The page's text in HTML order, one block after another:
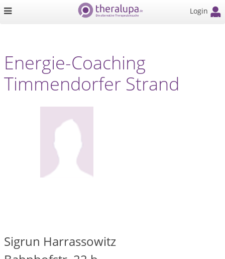
Login
Energie-Coaching
Timmendorfer Strand
Sigrun Harrassowitz